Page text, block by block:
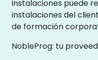
instalaciones puede
instalaciones del
de formación
NobleProg: tu